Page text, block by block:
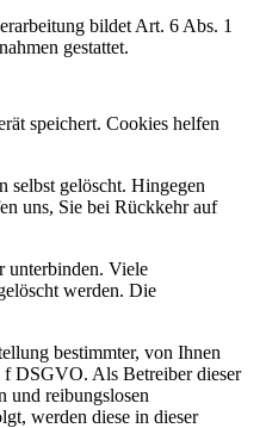
bildet Art. 6 Abs. 1
gestattet.
speichert. Cookies helfen
selbst gelöscht. Hingegen
uns, Sie bei Rückkehr auf
unterbinden. Viele
werden. Die
bestimmter, von Ihnen
DSGVO. Als Betreiber dieser
und reibungslosen
werden diese in dieser